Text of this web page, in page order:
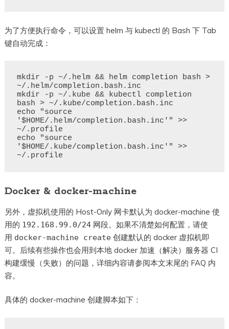
为了方便执行命令，可以设置 helm 与 kubectl 的 Bash 下 Tab
键自动完成：
mkdir -p ~/.helm && helm completion bash >
~/.helm/completion.bash.inc
mkdir -p ~/.kube && kubectl completion
bash > ~/.kube/completion.bash.inc
echo "source
'$HOME/.helm/completion.bash.inc'" >>
~/.profile
echo "source
'$HOME/.kube/completion.bash.inc'" >>
Docker & docker-machine
另外，虚拟机使用的 Host-Only 网卡默认为 docker-machine 使
用的 192.168.99.0/24网段。如果不清楚如何配置，请使
用 docker-machine create创建默认的 docker 虚拟机即
可。后续有些操作也会用到本地 docker 加速（解决）服务器 CI
构建缓慢（失败）的问题，详细内容请参阅本文末尾的 FAQ 内
容。
具体的 docker-machine 创建脚本如下：